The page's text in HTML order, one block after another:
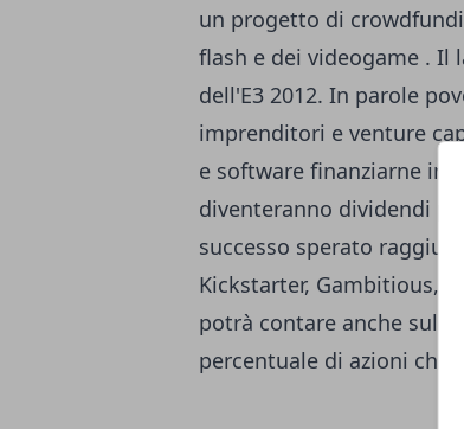
un progetto di
flash e dei videogame . Il
dell'E3 2012. In parole
imprenditori e venture
e software finanziarne in
diventeranno dividendi
successo sperato
Kickstarter, Gambitious,
potrà contare anche sulle
percentuale di azioni